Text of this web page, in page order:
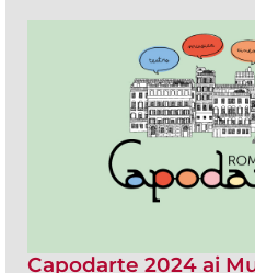
Capodarte 2024 ai